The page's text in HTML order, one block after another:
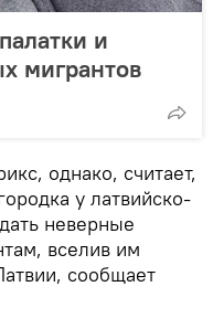
и
мигрантов
однако, считает,
у латвийско-
неверные
вселив им
сообщает